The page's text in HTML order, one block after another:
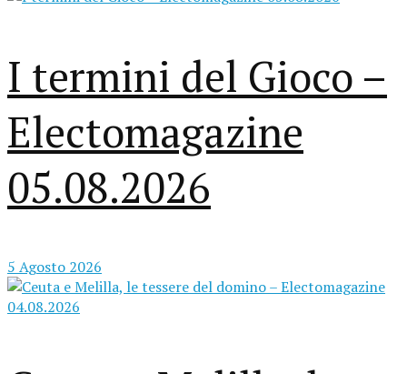
I termini del Gioco –
Electomagazine
05.08.2026
5 Agosto 2026